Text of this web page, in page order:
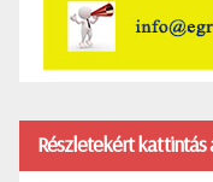
Részletekért kattintás